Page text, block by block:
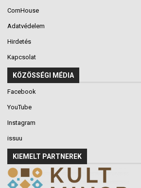
CornHouse
Adatvédelem
Hirdetés
Kapcsolat
KÖZÖSSÉGI MÉDIA
Facebook
YouTube
Instagram
issuu
KIEMELT PARTNEREK